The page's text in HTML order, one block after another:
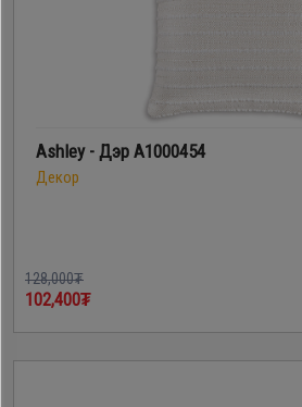
Ashley - Дэр A1000454
Декор
128,000₮
102,400₮